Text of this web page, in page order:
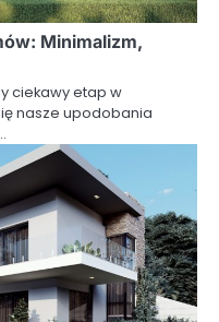
Minimalizm,
ciekawy etap w
nasze upodobania